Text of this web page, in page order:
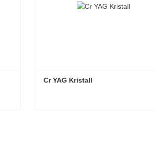
Cr YAG Kristall